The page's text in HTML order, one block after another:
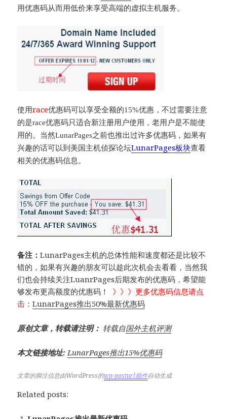
用优惠码从而用低价来享受高端的虚拟主机服务。
使用race优惠码可以享受全额的15%优惠，不过需要注意
的是race优惠码只适合新注册用户使用，老用户是不能使
用的。当然LunarPages之前也推出过许多优惠码，如果有
兴趣的话可以到美国主机侦探论坛LunarPages板块查看
相关的优惠码信息。
备注：LunarPages主机的总体性能和速度都还是比较不
错的，如果有兴趣的朋友可以趁此次机会去看看，当然我
们也会持续关注LuanrPages后期发布的优惠码，希望能
够发布更高额度的优惠码！ 》》》更多优惠码信息请点
击 ：LunarPages推出50%最新优惠码
原创文章，转载请注明： 转载自国外主机评测
本文链接地址: LunarPages推出15%优惠码
文章的脚注信息由WordPress的wp-posturl插件自动生成
Related posts: